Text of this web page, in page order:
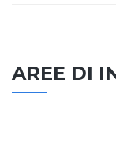
AREE DI